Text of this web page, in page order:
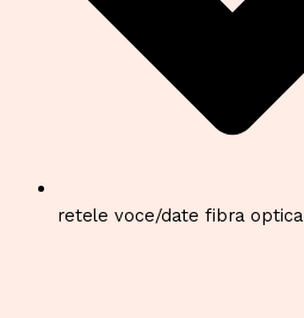
retele voce/date fibra optica